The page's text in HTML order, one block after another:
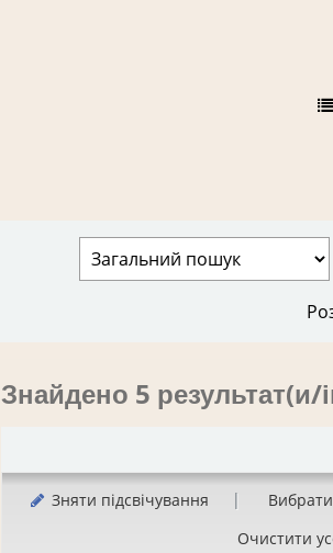
Знайдено 5
Зняти підсвічування
Очистити